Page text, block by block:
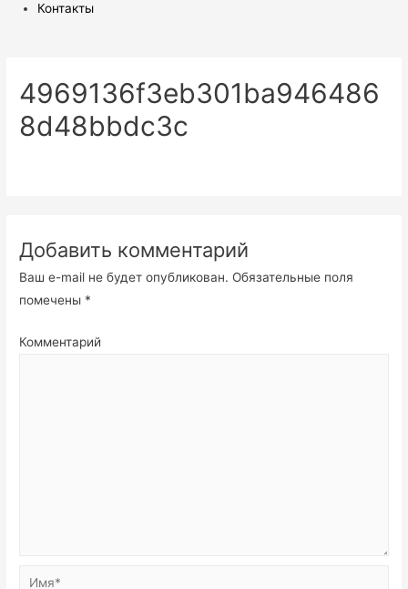
Контакты
4969136f3eb301ba946486
8d48bbdc3c
Добавить комментарий
Ваш e-mail не будет опубликован. Обязательные поля
помечены *
Комментарий
Имя*